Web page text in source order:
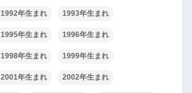
1992年生まれ 1993年生まれ
1995年生まれ 1996年生まれ
1998年生まれ 1999年生まれ
2001年生まれ 2002年生まれ